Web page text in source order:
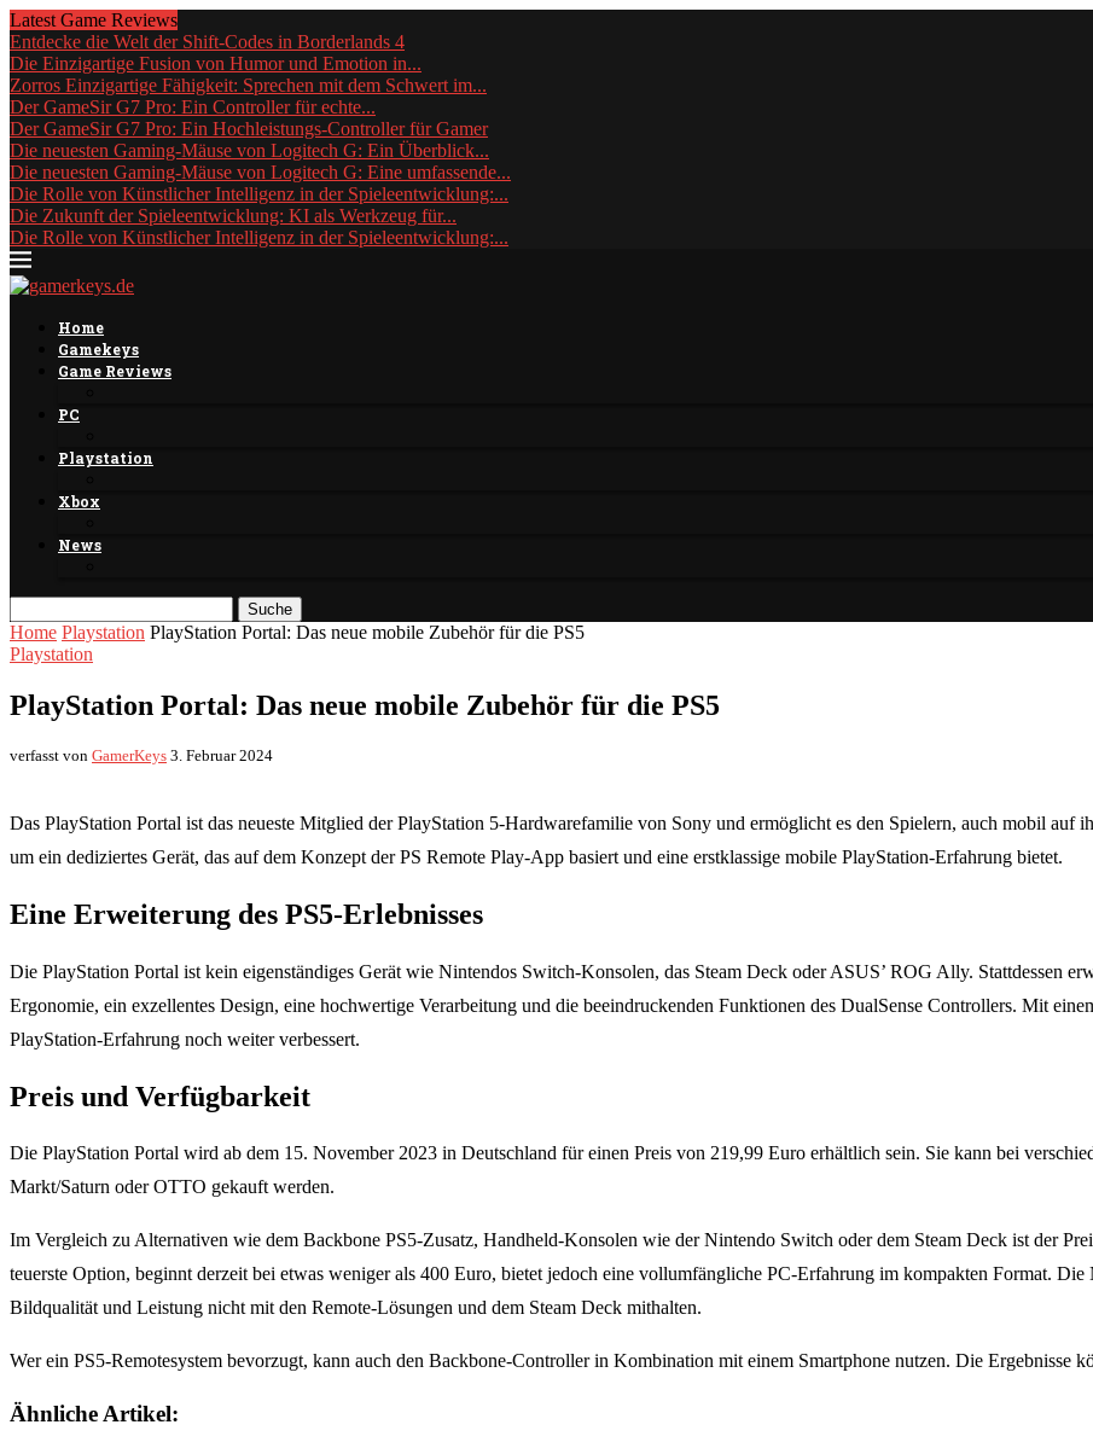
Latest Game Reviews
Entdecke die Welt der Shift-Codes in Borderlands 4
Die Einzigartige Fusion von Humor und Emotion in...
Zorros Einzigartige Fähigkeit: Sprechen mit dem Schwert im...
Der GameSir G7 Pro: Ein Controller für echte...
Der GameSir G7 Pro: Ein Hochleistungs-Controller für Gamer
Die neuesten Gaming-Mäuse von Logitech G: Ein Überblick...
Die neuesten Gaming-Mäuse von Logitech G: Eine umfassende...
Die Rolle von Künstlicher Intelligenz in der Spieleentwicklung:...
Die Zukunft der Spieleentwicklung: KI als Werkzeug für...
Die Rolle von Künstlicher Intelligenz in der Spieleentwicklung:...
Home
Gamekeys
Game Reviews
PC
Playstation
Xbox
News
Suche
Home Playstation PlayStation Portal: Das neue mobile Zubehör für die PS5
Playstation
PlayStation Portal: Das neue mobile Zubehör für die PS5
verfasst von GamerKeys 3. Februar 2024
Das PlayStation Portal ist das neueste Mitglied der PlayStation 5-Hardwarefamilie von Sony und ermöglicht es den Spielern, auch mobil auf
um ein dediziertes Gerät, das auf dem Konzept der PS Remote Play-App basiert und eine erstklassige mobile PlayStation-Erfahrung bietet.
Eine Erweiterung des PS5-Erlebnisses
Die PlayStation Portal ist kein eigenständiges Gerät wie Nintendos Switch-Konsolen, das Steam Deck oder ASUS’ ROG Ally. Stattdessen
Ergonomie, ein exzellentes Design, eine hochwertige Verarbeitung und die beeindruckenden Funktionen des DualSense Controllers. Mit
PlayStation-Erfahrung noch weiter verbessert.
Preis und Verfügbarkeit
Die PlayStation Portal wird ab dem 15. November 2023 in Deutschland für einen Preis von 219,99 Euro erhältlich sein. Sie kann bei
Markt/Saturn oder OTTO gekauft werden.
Im Vergleich zu Alternativen wie dem Backbone PS5-Zusatz, Handheld-Konsolen wie der Nintendo Switch oder dem Steam Deck ist der
teuerste Option, beginnt derzeit bei etwas weniger als 400 Euro, bietet jedoch eine vollumfängliche PC-Erfahrung im kompakten Format.
Bildqualität und Leistung nicht mit den Remote-Lösungen und dem Steam Deck mithalten.
Wer ein PS5-Remotesystem bevorzugt, kann auch den Backbone-Controller in Kombination mit einem Smartphone nutzen. Die Ergebnisse
Ähnliche Artikel: